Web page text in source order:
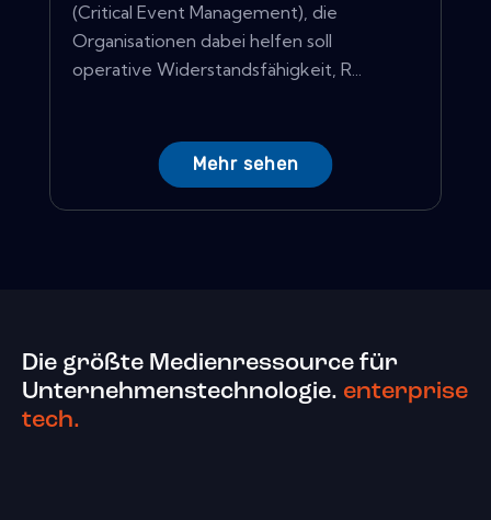
(Critical Event Management), die
Organisationen dabei helfen soll
operative Widerstandsfähigkeit, R...
Mehr sehen
Die größte Medienressource für
Unternehmenstechnologie. enterprise
tech.